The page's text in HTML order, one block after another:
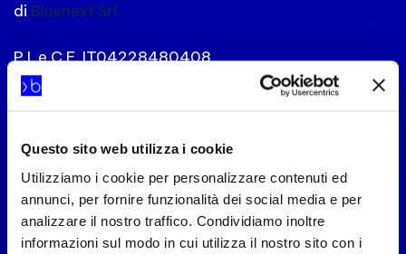
Questo sito web utilizza i cookie
Utilizziamo i cookie per personalizzare contenuti ed
annunci, per fornire funzionalità dei social media e per
analizzare il nostro traffico. Condividiamo inoltre
informazioni sul modo in cui utilizza il nostro sito con i
di Bluenext Srl
P.I. e C.F. IT04228480408
Capitale Sociale 500.000 € – Numero REA
RN-331447
Via XXIII settembre 1845, n°95
47921 Rimini
Italia
Facebook
LinkedIn